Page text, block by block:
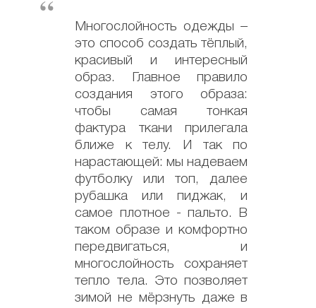
Многослойность одежды –
это способ создать тёплый,
красивый и интересный
образ. Главное правило
создания этого образа:
чтобы самая тонкая
фактура ткани прилегала
ближе к телу. И так по
нарастающей: мы надеваем
футболку или топ, далее
рубашка или пиджак, и
самое плотное - пальто. В
таком образе и комфортно
передвигаться, и
многослойность сохраняет
тепло тела. Это позволяет
зимой не мёрзнуть даже в